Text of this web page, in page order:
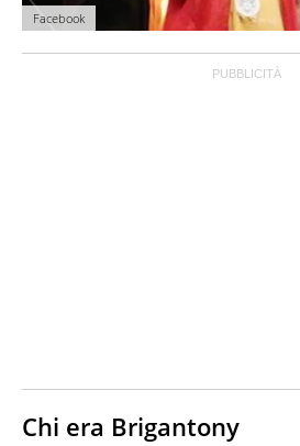
Facebook
Chi era Brigantony